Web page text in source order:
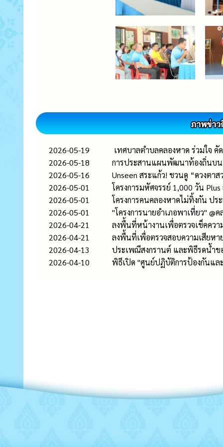
2026-05-19
เทศบาลตำบลคลองหาด ร่วมใจ
2026-05-18
การประสานแผนพัฒนาท้องถิ่นบน
2026-05-16
Unseen สระแก้ว! ชวนดู “ดวงตา
2026-05-01
โครงการมหัศจรรย์ 1,000 วัน
2026-05-01
โครงการคนคลองหาดไม่ทิ้งกัน ป
2026-05-01
"โครงการนายอำเภอพาเที่ยว" @
2026-04-21
ลงพื้นที่หน้างานเพื่อตรวจเช็คคว
2026-04-21
ลงพื้นที่เพื่อตรวจสอบความเสียหา
2026-04-13
ประเพณีสงกรานต์ และพิธีรดน้ำข
2026-04-10
พิธีเปิด "ศูนย์ปฏิบัติการป้องกันแล